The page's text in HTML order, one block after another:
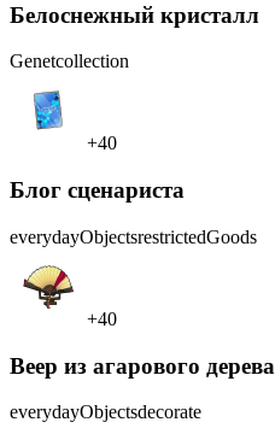
Белоснежный кристалл
Genetcollection
+40
Блог сценариста
everydayObjectsrestrictedGoods
+40
Веер из агарового дерева
everydayObjectsdecorate